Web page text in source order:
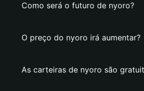
Como será o futuro de nyoro?
O preço do nyoro irá aumentar?
As carteiras de nyoro são